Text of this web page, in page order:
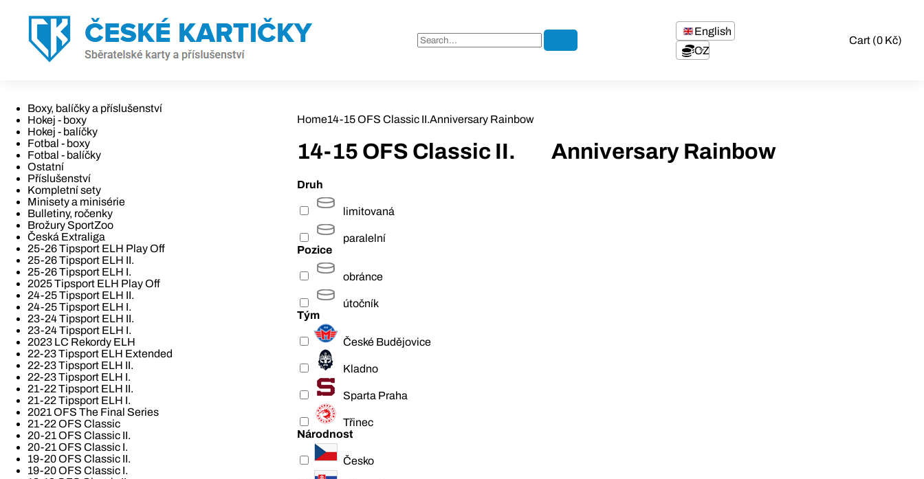
English
CZK
Cart (0 Kč)
Boxy, balíčky a příslušenství
Hokej - boxy
Hokej - balíčky
Fotbal - boxy
Fotbal - balíčky
Ostatní
Příslušenství
Kompletní sety
Minisety a minisérie
Bulletiny, ročenky
Brožury SportZoo
Česká Extraliga
25-26 Tipsport ELH Play Off
25-26 Tipsport ELH II.
25-26 Tipsport ELH I.
2025 Tipsport ELH Play Off
24-25 Tipsport ELH II.
24-25 Tipsport ELH I.
23-24 Tipsport ELH II.
23-24 Tipsport ELH I.
2023 LC Rekordy ELH
22-23 Tipsport ELH Extended
22-23 Tipsport ELH II.
22-23 Tipsport ELH I.
21-22 Tipsport ELH II.
21-22 Tipsport ELH I.
2021 OFS The Final Series
21-22 OFS Classic
20-21 OFS Classic II.
20-21 OFS Classic I.
19-20 OFS Classic II.
19-20 OFS Classic I.
Home14-15 OFS Classic II.Anniversary Rainbow
14-15 OFS Classic II. Anniversary Rainbow
Druh
limitovaná
paralelní
Pozice
obránce
útočník
Tým
České Budějovice
Kladno
Sparta Praha
Třinec
Národnost
Česko